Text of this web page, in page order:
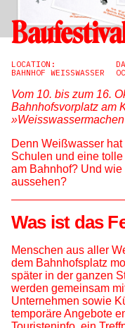
LOCATION:
BAHNHOF WEISSWASSER
Vom 10. bis zum 16.
Bahnhofsvorplatz am
Denn Weißwasser
Schulen und eine
am Bahnhof? Und
aussehen?
Was ist das
Menschen aus aller
dem Bahnhofsplatz
später in der ganzen
werden gemeinsam
Unternehmen sowie
temporäre Angebote